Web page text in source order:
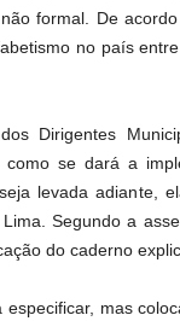
formal. De
no país
Dirigentes
como se dará a
levada adiante,
Lima. Segundo a
do caderno
mas